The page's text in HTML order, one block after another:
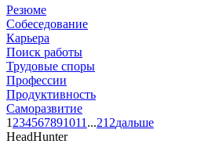
Резюме
Собеседование
Карьера
Поиск работы
Трудовые споры
Профессии
Продуктивность
Саморазвитие
1 234567891011 ...212дальше
HeadHunter